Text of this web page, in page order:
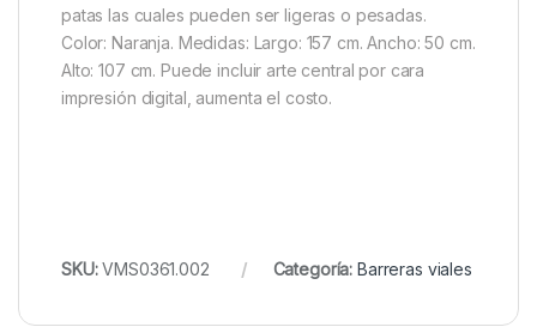
patas las cuales pueden ser ligeras o pesadas.
Color: Naranja. Medidas: Largo: 157 cm. Ancho: 50 cm.
Alto: 107 cm. Puede incluir arte central por cara
impresión digital, aumenta el costo.
SKU:VMS0361.002 Categoría: Barreras viales